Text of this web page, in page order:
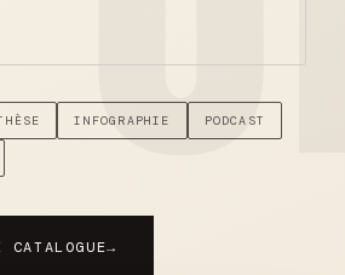
INFOGRAPHIE PODCAST
CATALOGUE→